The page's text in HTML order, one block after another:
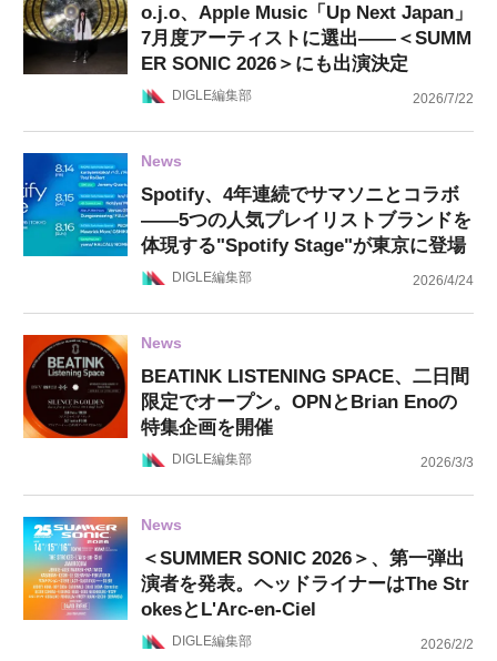
o.j.o、Apple Music「Up Next Japan」
7月度アーティストに選出——＜SUMM
ER SONIC 2026＞にも出演決定
DIGLE編集部 2026/7/22
News
Spotify、4年連続でサマソニとコラボ
——5つの人気プレイリストブランドを
体現する"Spotify Stage"が東京に登場
DIGLE編集部 2026/4/24
News
BEATINK LISTENING SPACE、二日間
限定でオープン。OPNとBrian Enoの
特集企画を開催
DIGLE編集部 2026/3/3
News
＜SUMMER SONIC 2026＞、第一弾出
演者を発表。ヘッドライナーはThe Str
okesとL'Arc-en-Ciel
DIGLE編集部 2026/2/2